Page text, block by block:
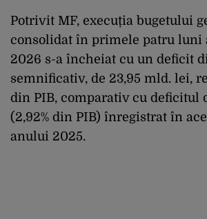
Potrivit MF, execuția bugetului
consolidat în primele patru luni
2026 s-a încheiat cu un deficit
semnificativ, de 23,95 mld. lei,
din PIB, comparativ cu deficitul
(2,92% din PIB) înregistrat în
anului 2025.